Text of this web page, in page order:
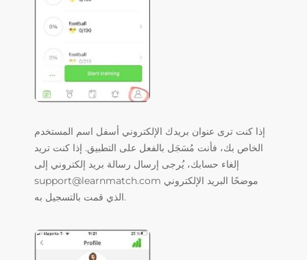
إذا كنت ترى عنوان بريدك الإلكتروني أسفل اسم المستخدم
الخاص بك، فأنت مُسَجَل بالفعل على التطبيق. إذا كنت تريد
إلغاء حسابك، يُرجى إرسال رسالة بريد إلكتروني إلى
support@learnmatch.com موضحًا البريد الإلكتروني
الذي قمت بالتسجيل به.